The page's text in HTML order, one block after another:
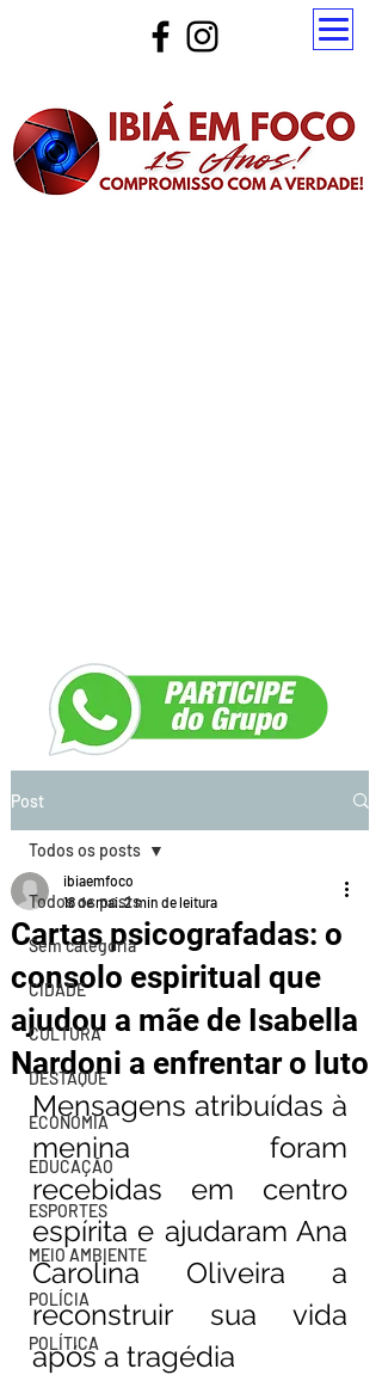
Post
Todos os posts
Sem categoria
CIDADE
CULTURA
DESTAQUE
ECONOMIA
EDUCAÇÃO
ESPORTES
MEIO AMBIENTE
POLÍCIA
POLÍTICA
Todos os posts
Cartas psicografadas: o
consolo espiritual que
ajudou a mãe de Isabella
Nardoni a enfrentar o luto
ibiaemfoco
18 de mai.2 min de leitura
Mensagens atribuídas à
menina foram
recebidas em centro
espírita e ajudaram Ana
Carolina Oliveira a
reconstruir sua vida
após a tragédia